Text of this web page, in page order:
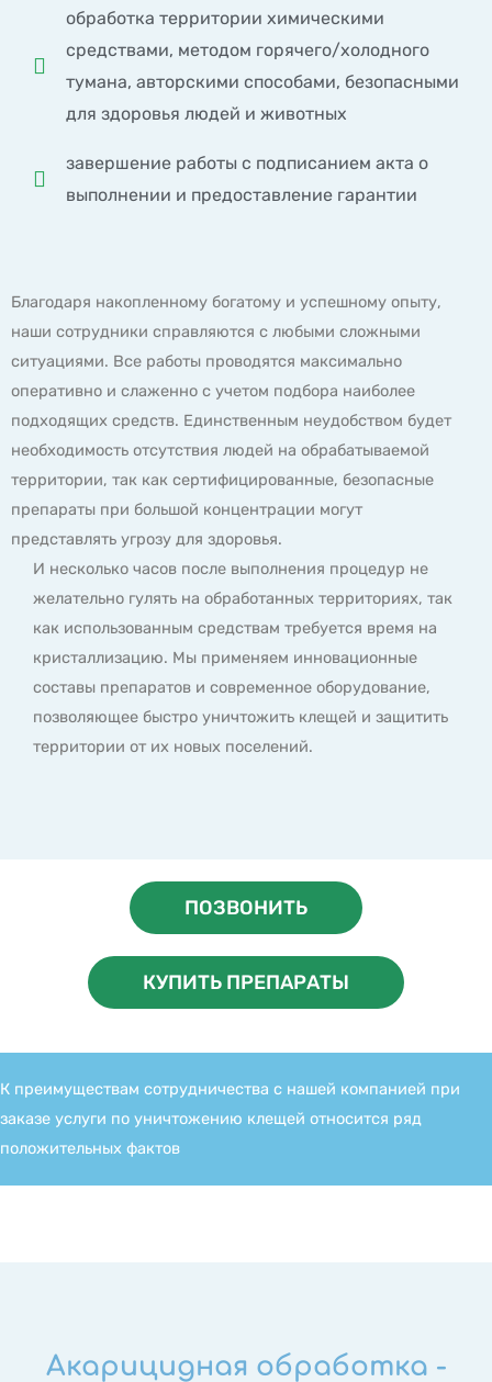
обработка территории химическими
средствами, методом горячего/холодного
тумана, авторскими способами, безопасными
для здоровья людей и животных
завершение работы с подписанием акта о
выполнении и предоставление гарантии
Благодаря накопленному богатому и успешному опыту,
наши сотрудники справляются с любыми сложными
ситуациями. Все работы проводятся максимально
оперативно и слаженно с учетом подбора наиболее
подходящих средств. Единственным неудобством будет
необходимость отсутствия людей на обрабатываемой
территории, так как сертифицированные, безопасные
препараты при большой концентрации могут
представлять угрозу для здоровья.
И несколько часов после выполнения процедур не
желательно гулять на обработанных территориях, так
как использованным средствам требуется время на
кристаллизацию. Мы применяем инновационные
составы препаратов и современное оборудование,
позволяющее быстро уничтожить клещей и защитить
территории от их новых поселений.
ПОЗВОНИТЬ
КУПИТЬ ПРЕПАРАТЫ
К преимуществам сотрудничества с нашей компанией при
заказе услуги по уничтожению клещей относится ряд
положительных фактов
Акарицидная обработка -